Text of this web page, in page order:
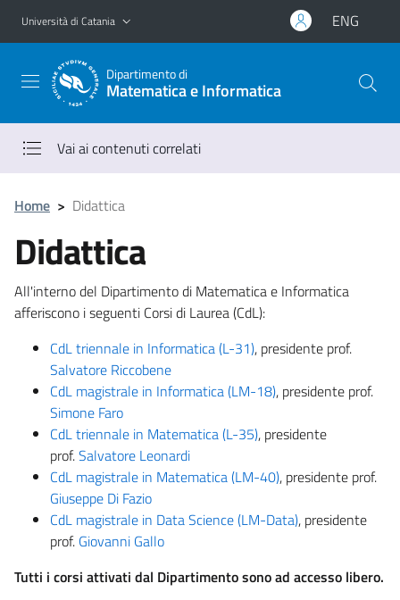
Vai al contenuto principale
Vai al menu di navigazione
Università di Catania ENG
Dipartimento di
Matematica e Informatica
Vai ai contenuti correlati
Home > Didattica
Didattica
All'interno del Dipartimento di Matematica e Informatica
afferiscono i seguenti Corsi di Laurea (CdL):
CdL triennale in Informatica (L-31), presidente prof.
Salvatore Riccobene
CdL magistrale in Informatica (LM-18), presidente prof.
Simone Faro
CdL triennale in Matematica (L-35), presidente
prof.Salvatore Leonardi
CdL magistrale in Matematica (LM-40), presidente prof.
Giuseppe Di Fazio
CdL magistrale in Data Science (LM-Data), presidente
prof. Giovanni Gallo
Tutti i corsi attivati dal Dipartimento sono ad accesso libero.